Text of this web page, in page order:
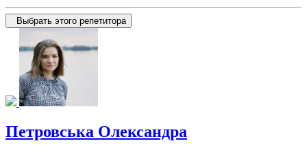
Выбрать этого репетитора
Петровська Олександра